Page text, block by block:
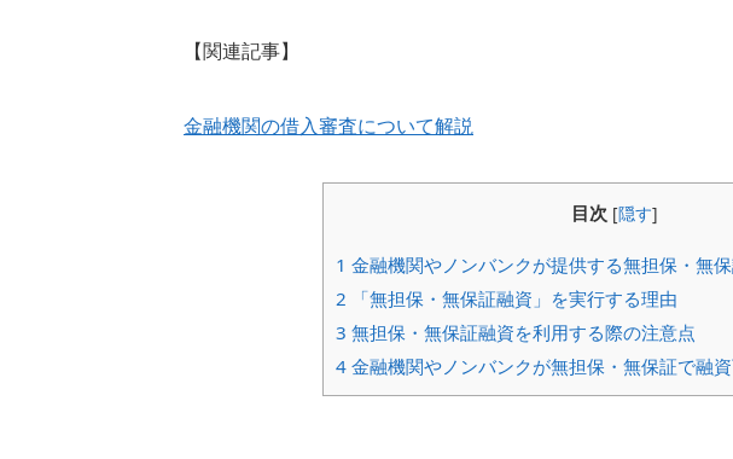
【関連記事】
金融機関の借入審査について解説
目次 [隠す]
1 金融機関やノンバンクが提供する無担保・無
2 「無担保・無保証融資」を実行する理由
3 無担保・無保証融資を利用する際の注意点
4金融機関やノンバンクが無担保・無保証で融